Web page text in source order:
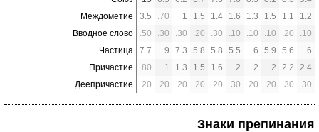
Междометие
3.5 .70 1 1.5 1.4 1.6 1.3 1.5 1.1
1.2
Вводное слово
.50 .30 .30 .20 .30 .10 .10 .10 .20
.10
Частица
7.7 9 7.3 5.8 5.8 5.5 6 5.9 5.6
6
Причастие
.80 1 1.3 1.5 1.6 2 2 2 2.2
2.4
Деепричастие
.20 .20 .20 .20 .20 .30 .20 .20 .30 .30
Знаки препинания